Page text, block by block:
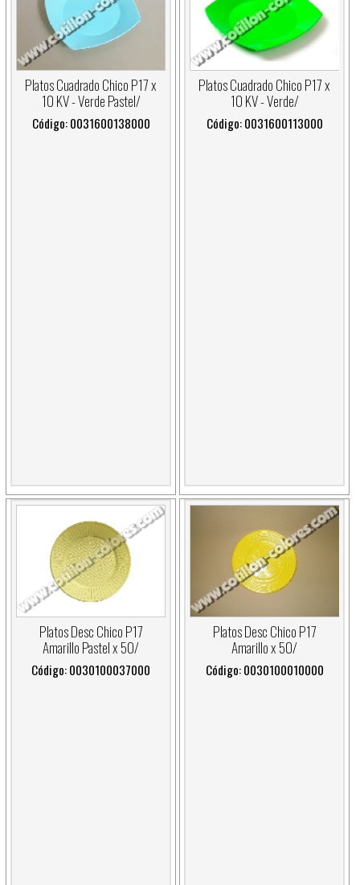
Platos Cuadrado Chico P17 x
10 KV - Verde Pastel/
Código: 0031600138000
Platos Cuadrado Chico P17 x
10 KV - Verde/
Código: 0031600113000
Platos Desc Chico P17
Amarillo Pastel x 50/
Código: 0030100037000
Platos Desc Chico P17
Amarillo x 50/
Código: 0030100010000